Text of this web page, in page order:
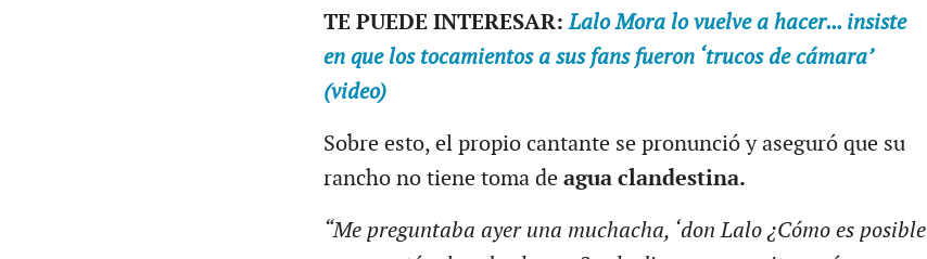
TE PUEDE INTERESAR:Lalo Mora lo vuelve a hacer... insiste
en que los tocamientos a sus fans fueron ‘trucos de cámara’
(video)
Sobre esto, el propio cantante se pronunció y aseguró que su
rancho no tiene toma de agua clandestina.
“Me preguntaba ayer una muchacha, ‘don Lalo ¿Cómo es posible